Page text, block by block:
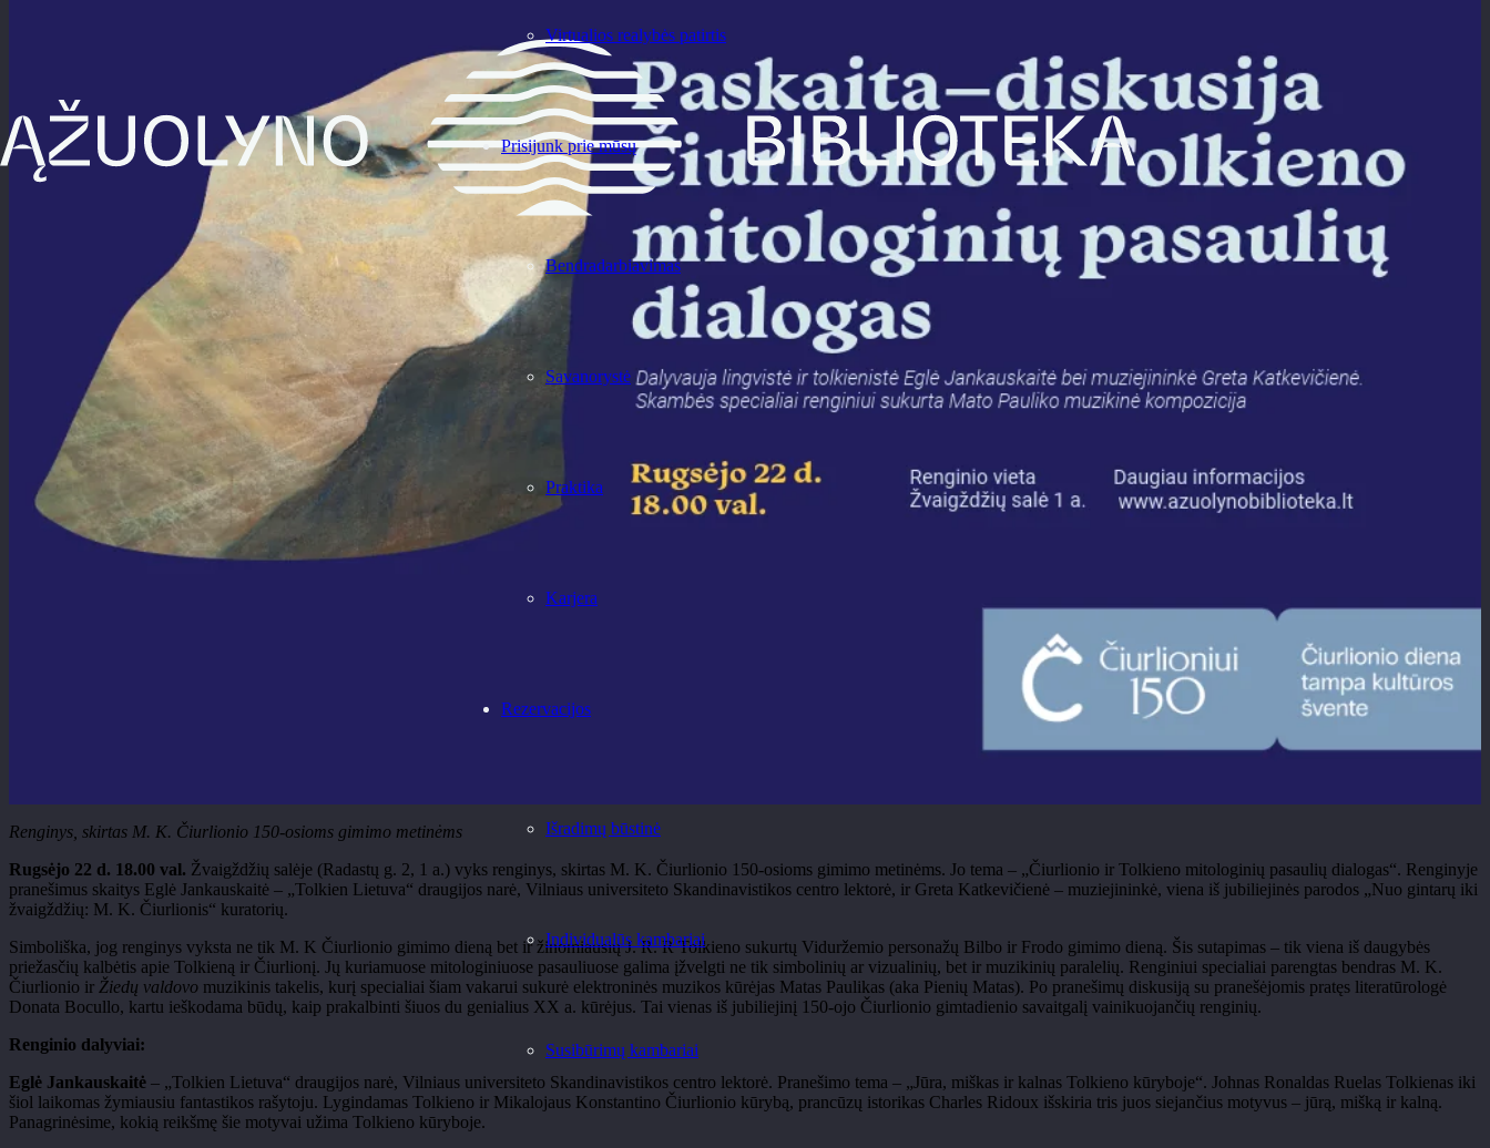
Virtualios realybės patirtis
Prisijunk prie mūsų
Bendradarbiavimas
Savanorystė
Praktika
Karjera
Rezervacijos
Išradimų būstinė
Individualūs kambariai
Susibūrimų kambariai
Renginys, skirtas M. K. Čiurlionio 150-osioms gimimo metinėms
Rugsėjo 22 d. 18.00 val. Žvaigždžių salėje (Radastų g. 2, 1 a.) vyks renginys, skirtas M. K. Čiurlionio 150-osioms gimimo metinėms. Jo tema – „Čiurlionio ir Tolkieno mitologinių pasaulių dialogas“. Renginyje
pranešimus skaitys Eglė Jankauskaitė – „Tolkien Lietuva“ draugijos narė, Vilniaus universiteto Skandinavistikos centro lektorė, ir Greta Katkevičienė – muziejininkė, viena iš jubiliejinės parodos „Nuo gintarų iki
žvaigždžių: M. K. Čiurlionis“ kuratorių.
Simboliška, jog renginys vyksta ne tik M. K Čiurlionio gimimo dieną bet ir žinomiausių J. R. RTolkieno sukurtų Viduržemio personažų Bilbo ir Frodo gimimo dieną. Šis sutapimas – tik viena iš daugybės
priežasčių kalbėtis apie Tolkieną ir Čiurlionį. Jų kuriamuose mitologiniuose pasauliuose galima įžvelgti ne tik simbolinių ar vizualinių, bet ir muzikinių paralelių. Renginiui specialiai parengtas bendras M. K.
Čiurlionio ir Žiedų valdovo muzikinis takelis, kurį specialiai šiam vakarui sukurė elektroninės muzikos kūrėjas Matas Paulikas (aka Pienių Matas). Po pranešimų diskusiją su pranešėjomis pratęs literatūrologė
Donata Bocullo, kartu ieškodama būdų, kaip prakalbinti šiuos du genialius XX a. kūrėjus. Tai vienas iš jubiliejinį 150-ojo Čiurlionio gimtadienio savaitgalį vainikuojančių renginių.
Renginio dalyviai:
Eglė Jankauskaitė – „Tolkien Lietuva“ draugijos narė, Vilniaus universiteto Skandinavistikos centro lektorė. Pranešimo tema – „Jūra, miškas ir kalnas Tolkieno kūryboje“. Johnas Ronaldas Ruelas Tolkienas iki
šiol laikomas žymiausiu fantastikos rašytoju. Lygindamas Tolkieno ir Mikalojaus Konstantino Čiurlionio kūrybą, prancūzų istorikas Charles Ridoux išskiria tris juos siejančius motyvus – jūrą, mišką ir kalną.
Panagrinėsime, kokią reikšmę šie motyvai užima Tolkieno kūryboje.